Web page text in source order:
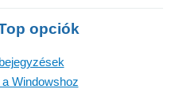
opciók
Windowshoz